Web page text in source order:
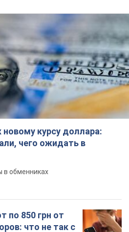
чего ожидать в
в обменниках
по 850 грн от
что не так с
мошенников
уже на